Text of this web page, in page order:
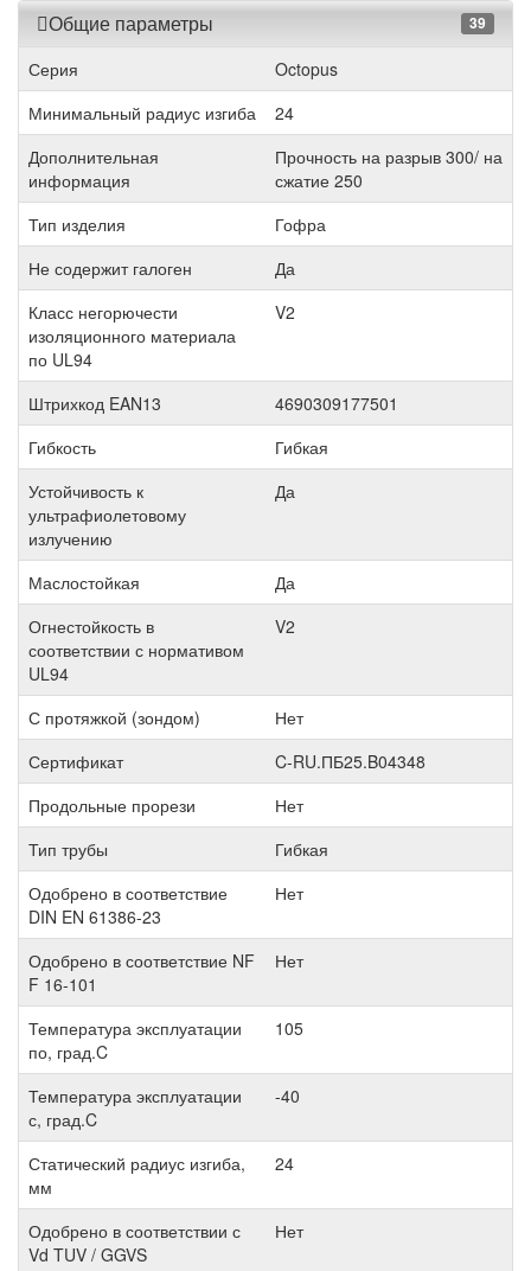
Общие параметры 39
Серия
Octopus
Минимальный радиус изгиба
24
Дополнительная
информация
Прочность на разрыв 300/ на
сжатие 250
Тип изделия
Гофра
Не содержит галоген
Да
Класс негорючести
изоляционного материала
по UL94
V2
Штрихкод EAN13
4690309177501
Гибкость
Гибкая
Устойчивость к
ультрафиолетовому
излучению
Да
Маслостойкая
Да
Огнестойкость в
соответствии с нормативом
UL94
V2
С протяжкой (зондом)
Нет
Сертификат
C-RU.ПБ25.B04348
Продольные прорези
Нет
Тип трубы
Гибкая
Одобрено в соответствие
DIN EN 61386-23
Нет
Одобрено в соответствие NF
F 16-101
Нет
Температура эксплуатации
по, град.C
105
Температура эксплуатации
с, град.C
-40
Статический радиус изгиба,
мм
24
Одобрено в соответствии с
Vd TUV / GGVS
Нет